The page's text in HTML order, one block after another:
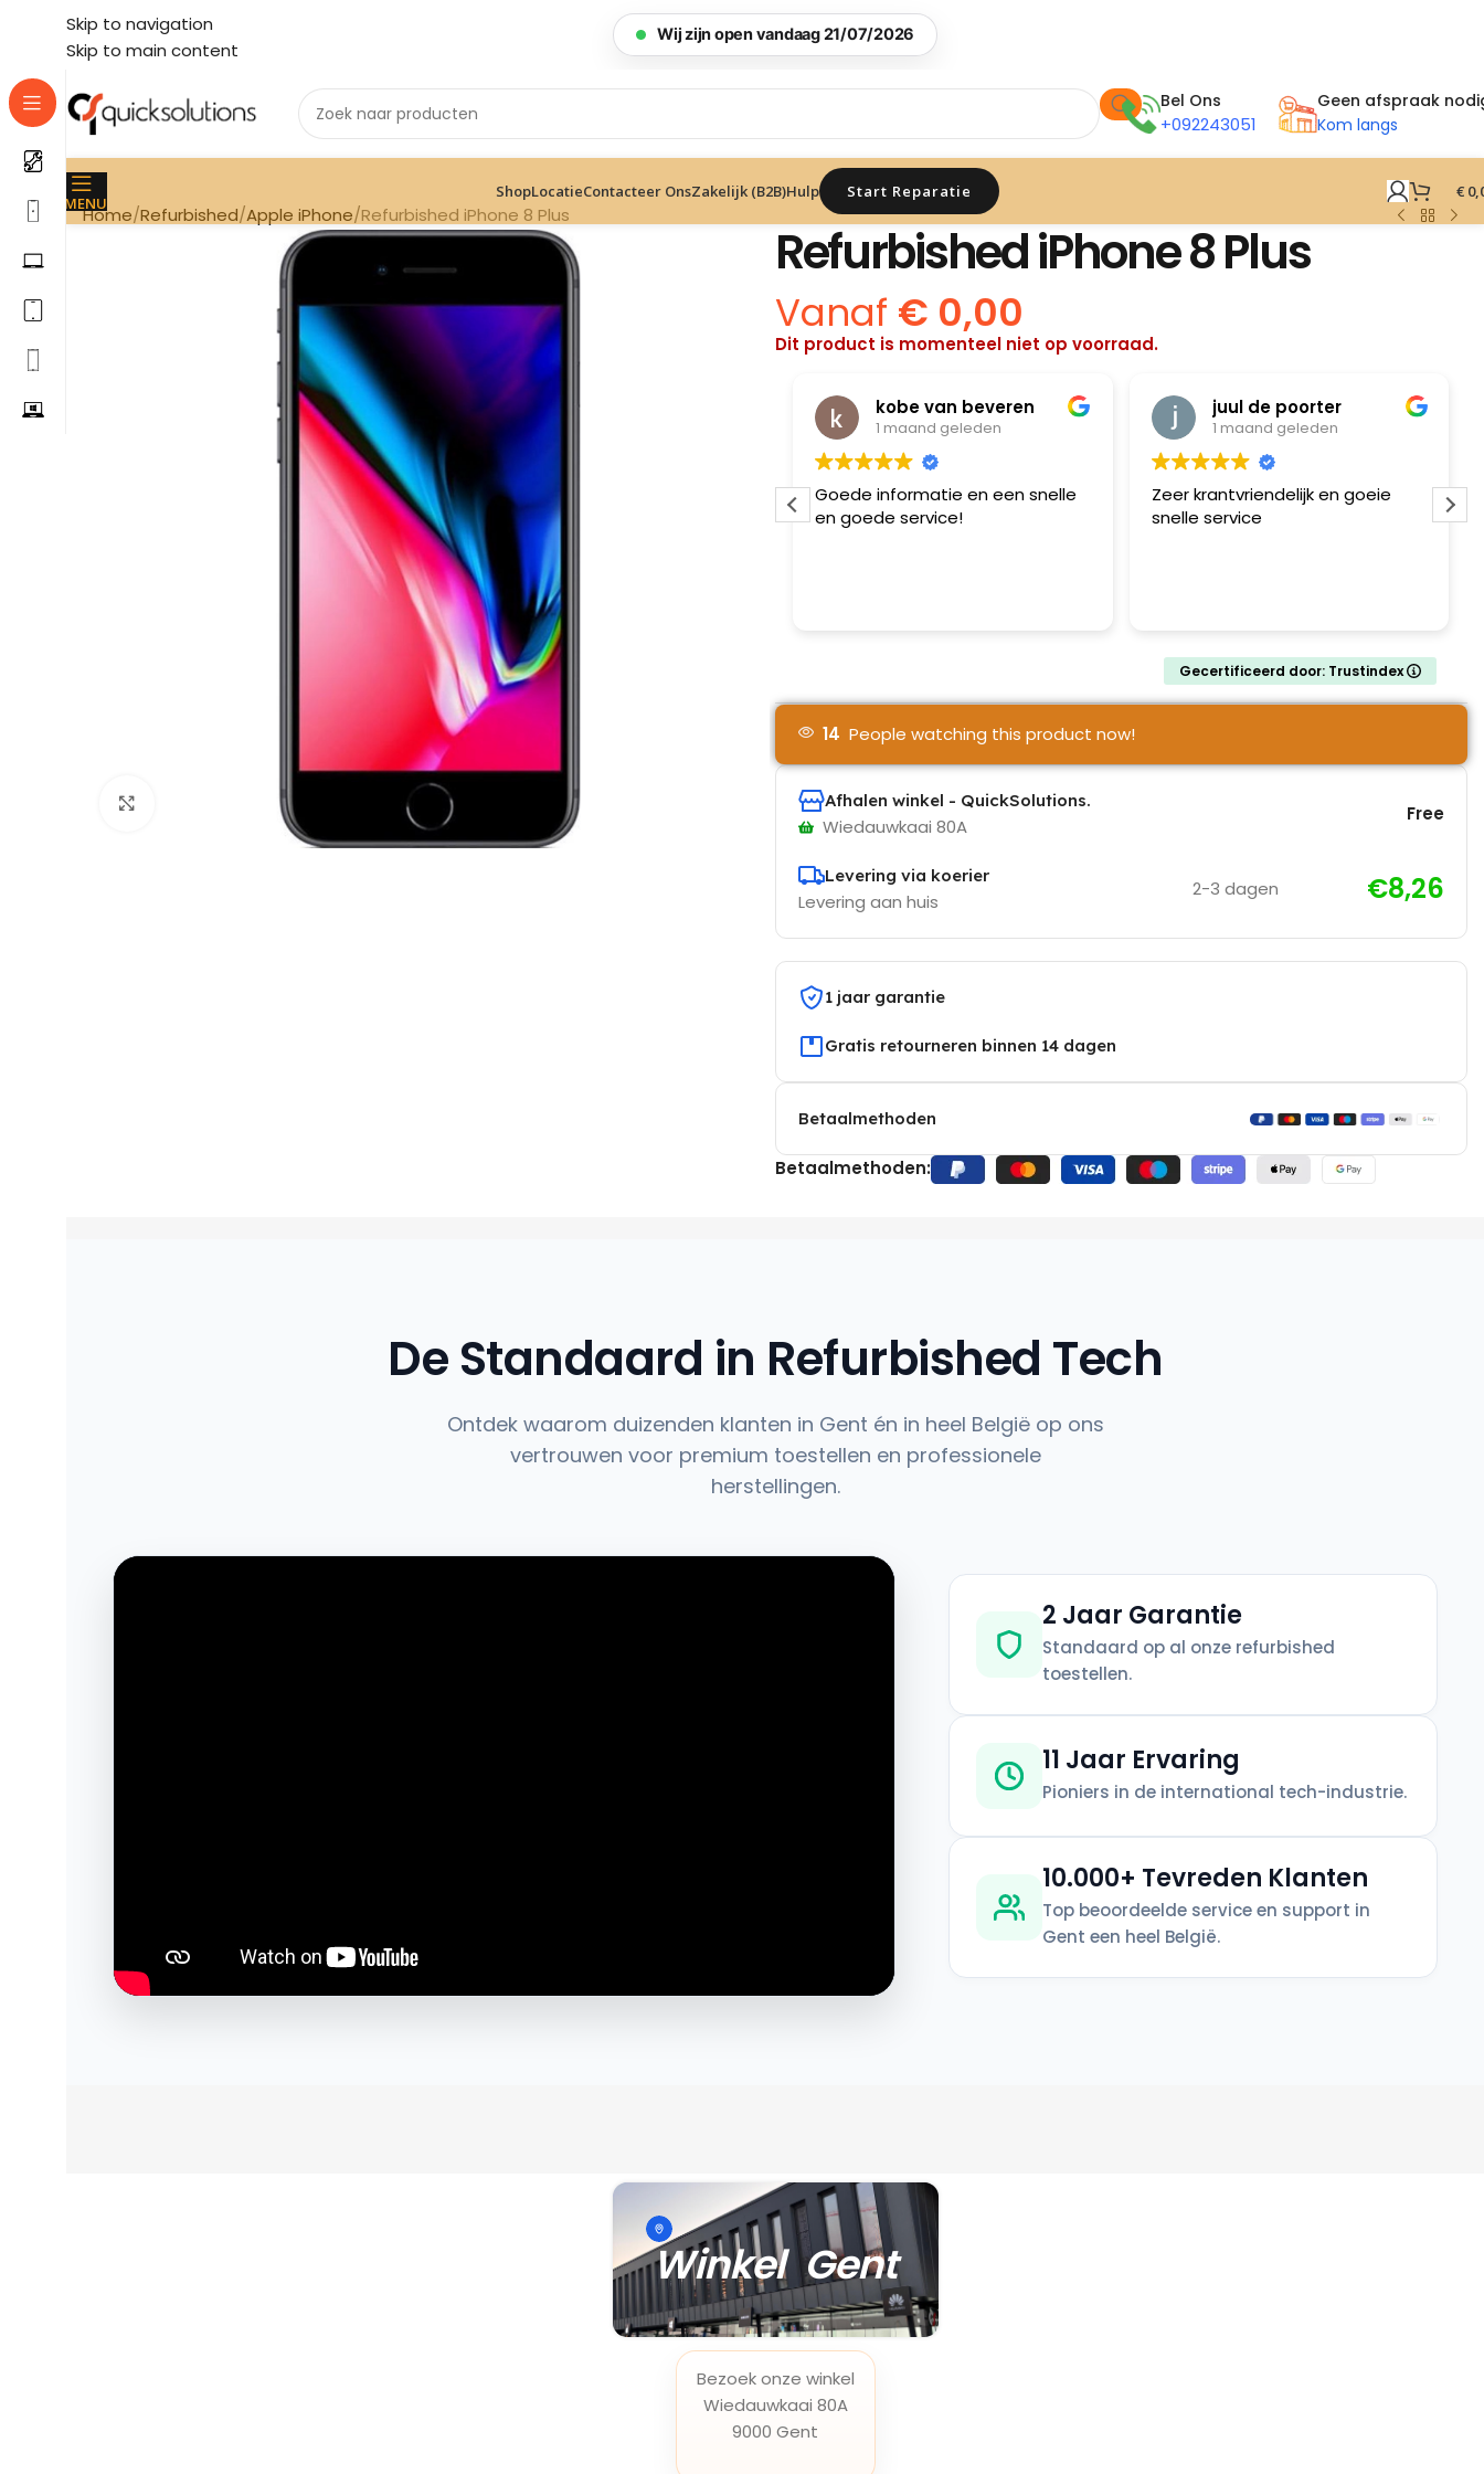
Wij zijn open vandaag 21/07/2026
Skip to navigation
Skip to main content
Bel Ons
+092243051
Geen afspraak
Kom langs
MENU
ShopLocatieContacteer OnsZakelijk (B2B)Hulp Start Reparatie €
Home Refurbished Apple iPhone Refurbished iPhone 8 Plus
Refurbished iPhone 8 Plus
Vanaf € 0,00
Dit product is momenteel niet op voorraad.
Aangenaam winkel !! Mijn toestel
werd voor een eerlijk prijs
hersteld 💕. Mijn MacBook werd
volledig ondergedompeld door
een groot fles cola in mijn rugzak.
Na hun waterschade
behandeling werkte mijn toestel
zoals het moet ! Al mijn data heb
ik gelukkig terug gerecupereerd !!
Mij zien ze zeker terug ! MacBook
herteld in Gent en dit met een
Lees verder
kobe van beveren
1 maand geleden
Goede informatie en een snelle
en goede service!
juul de poorter
1 maand geleden
Zeer krantvriendelijk en goeie
snelle service
Gecertificeerd door: Trustindex
14 People watching this product now!
Afhalen winkel - QuickSolutions.
Wiedauwkaai 80A
Free
Levering via koerier
Levering aan huis
2-3 dagen €8,26
1 jaar garantie
Gratis retourneren binnen 14 dagen
Betaalmethoden
Betaalmethoden:
De Standaard in Refurbished Tech
Ontdek waarom duizenden klanten in Gent én in heel België op ons
vertrouwen voor premium toestellen en professionele
herstellingen.
2 Jaar Garantie
Standaard op al onze refurbished
toestellen.
11 Jaar Ervaring
Pioniers in de international tech-industrie.
10.000+ Tevreden Klanten
Top beoordeelde service en support in
Gent een heel België.
Winkel Gent
Bezoek onze winkel
Wiedauwkaai 80A
9000 Gent